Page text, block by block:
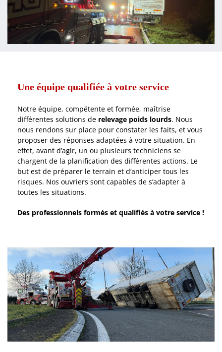
Une équipe qualifiée à votre service
Notre équipe, compétente et formée, maîtrise
différentes solutions de relevage poids lourds. Nous
nous rendons sur place pour constater les faits, et vous
proposer des réponses adaptées à votre situation. En
effet, avant d’agir, un ou plusieurs techniciens se
chargent de la planification des différentes actions. Le
but est de préparer le terrain et d’anticiper tous les
risques. Nos ouvriers sont capables de s’adapter à
toutes les situations.
Des professionnels formés et qualifiés à votre service !